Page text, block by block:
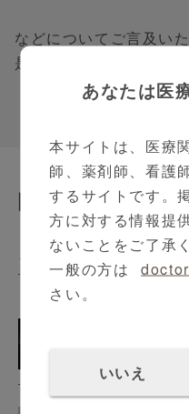
などについてご言及い
是非ご覧ください。
関連動画 Related
クリクラVoice
あなたは医
本サイトは、医療
師、薬剤師、看護
するサイトです。
方に対する情報提
ないことをご了承
一般の方は
さい。
いいえ